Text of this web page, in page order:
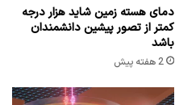
دمای هسته زمین شاید هزار درجه
کمتر از تصور پیشین دانشمندان
باشد
2 هفته پیش